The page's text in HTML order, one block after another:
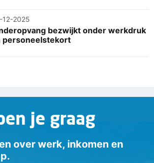
12-2025
bezwijkt onder werkdruk
personeelstekort
je graag
over werk, inkomen en